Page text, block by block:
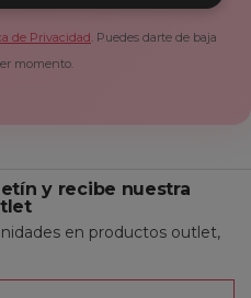
de Privacidad. Puedes darte de baja
momento.
y recibe nuestra
en productos outlet,